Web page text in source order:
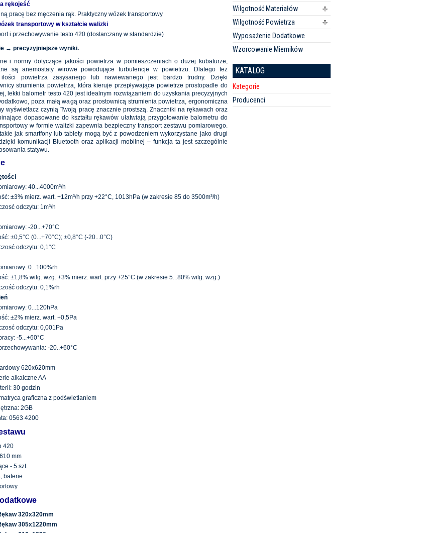
rękojeść
pracę bez męczenia rąk. Praktyczny wózek transportowy
transportowy w kształcie walizki
i przechowywanie testo 420 (dostarczany w standardzie)
→ precyzyjniejsze wyniki.
i normy dotyczące jakości powietrza w pomieszczeniach o dużej kubaturze,
są anemostaty wirowe powodujące turbulencje w powietrzu. Dlatego też
ilości powietrza zasysanego lub nawiewanego jest bardzo trudny. Dzięki
strumienia powietrza, która kieruje przepływające powietrze prostopadle do
lekki balometr testo 420 jest idealnym rozwiązaniem do uzyskania precyzyjnych
poza małą wagą oraz prostownicą strumienia powietrza, ergonomiczna
wyświetlacz czynią Twoją pracę znacznie prostszą. Znaczniki na rękawach oraz
dopasowane do kształtu rękawów ułatwiają przygotowanie balometru do
w formie walizki zapewnia bezpieczny transport zestawu pomiarowego.
jak smartfony lub tablety mogą być z powodzeniem wykorzystane jako drugi
komunikacji Bluetooth oraz aplikacji mobilnej – funkcja ta jest szczególnie
statywu.
40...4000m³/h
±3% mierz. wart. +12m³/h przy +22°C, 1013hPa (w zakresie 85 do 3500m³/h)
odczytu: 1m³/h
-20...+70°C
±0,5°C (0...+70°C); ±0,8°C (-20...0°C)
odczytu: 0,1°C
0...100%rh
±1,8% wilg. wzg. +3% mierz. wart. przy +25°C (w zakresie 5...80% wilg. wzg.)
odczytu: 0,1%rh
0...120hPa
±2% mierz. wart. +0,5Pa
odczytu: 0,001Pa
-5...+60°C
-20..+60°C
620x620mm
alkaiczne AA
30 godzin
graficzna z podświetlaniem
2GB
0563 4200
420
mm
- 5 szt.
baterie
320x320mm
305x1220mm
Wilgotność Materiałów
Wilgotność Powietrza
Wyposażenie Dodatkowe
Wzorcowanie Mierników
KATALOG
Kategorie
Producenci